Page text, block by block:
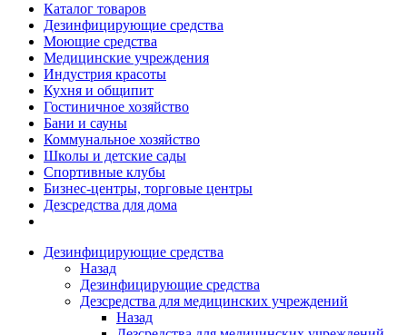
Каталог товаров
Дезинфицирующие средства
Моющие средства
Медицинские учреждения
Индустрия красоты
Кухня и общипит
Гостиничное хозяйство
Бани и сауны
Коммунальное хозяйство
Школы и детские сады
Спортивные клубы
Бизнес-центры, торговые центры
Дезсредства для дома
Дезинфицирующие средства
Назад
Дезинфицирующие средства
Дезсредства для медицинских учреждений
Назад